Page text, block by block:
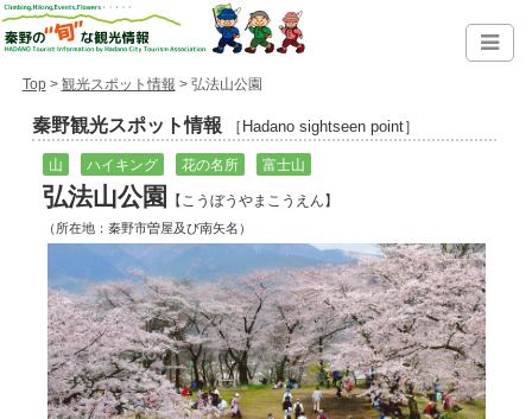
Top> 観光スポット情報 > 弘法山公園
秦野観光スポット情報 ［Hadano sightseen point］
山 ハイキング 花の名所 富士山
弘法山公園 【こうぼうやまこうえん】
（所在地：秦野市曽屋及び南矢名）